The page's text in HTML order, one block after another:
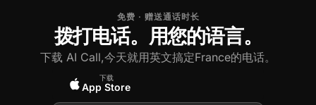
免费 · 赠送通话时长
拨打电话。用您的语言。
下载 AI Call,今天就用英文搞定France的电话。
下载
App Store